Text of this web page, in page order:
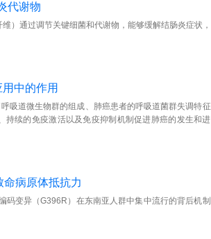
代谢物
）通过调节关键细菌和代谢物，能够缓解结肠炎症状，
中的作用
吸道微生物群的组成、肺癌患者的呼吸道菌群失调特征
持续的免疫激活以及免疫抑制机制促进肺癌的发生和进
病原体抵抗力
变异（G396R）在东南亚人群中集中流行的背后机制